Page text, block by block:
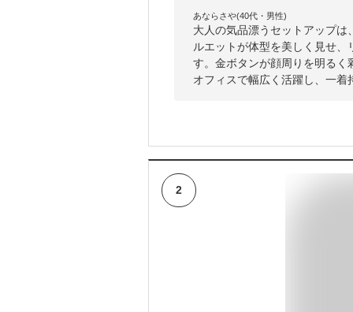
あならさや(40代・男性)
大人の気品漂うセットアップ
ルエットが体型を美しく見せ
す。金ボタンが顔周りを明る
オフィスで幅広く活躍し、一
2